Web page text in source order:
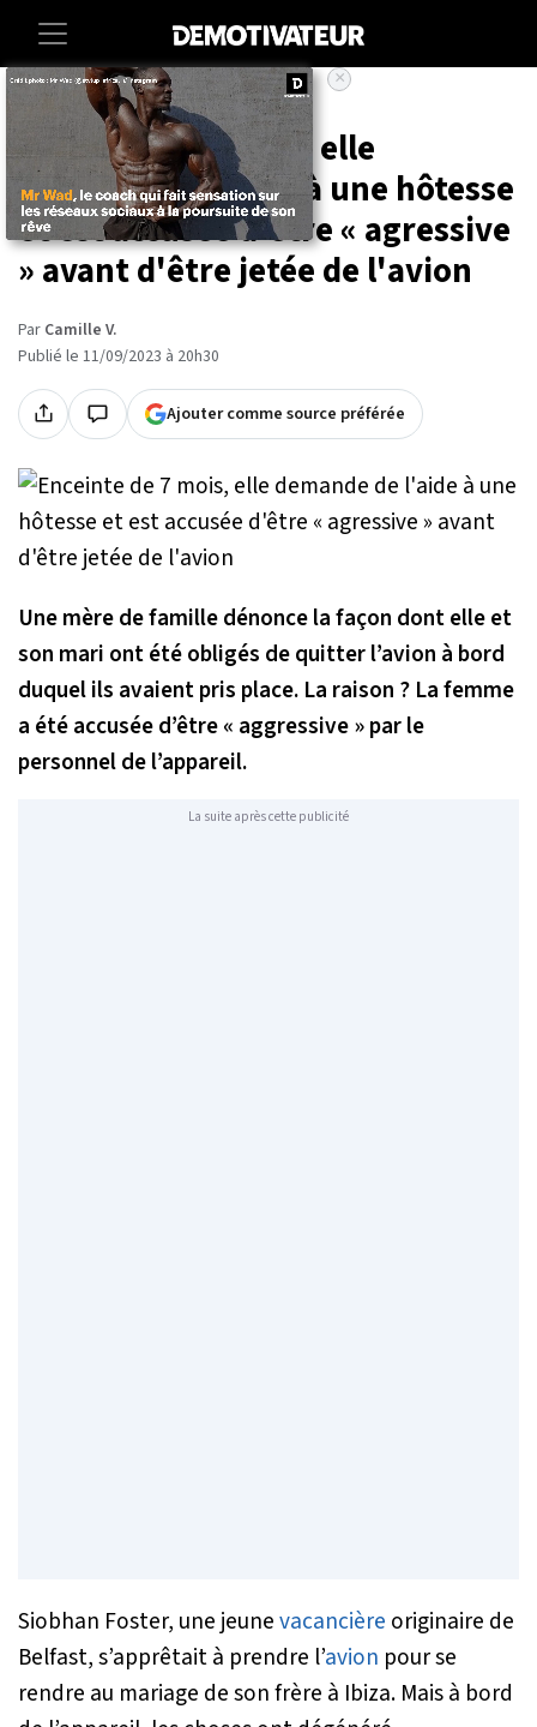
Insolite
Enceinte de 7 mois, elle
demande de l'aide à une hôtesse
et est accusée d'être « agressive
» avant d'être jetée de l'avion
Par Camille V.
Publié le 11/09/2023 à 20h30
Ajouter comme source préférée
Une mère de famille dénonce la façon dont elle et
son mari ont été obligés de quitter l’avion à bord
duquel ils avaient pris place. La raison ? La femme
a été accusée d’être « aggressive » par le
personnel de l’appareil.
La suite après cette publicité
Siobhan Foster, une jeunevacancière originaire de
Belfast, s’apprêtait à prendre l’avion pour se
rendre au mariage de son frère à Ibiza. Mais à bord
×